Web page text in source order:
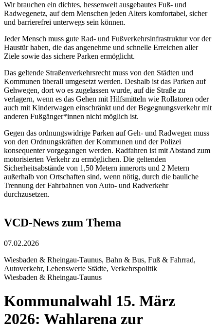
Wir brauchen ein dichtes, hessenweit ausgebautes Fuß- und
Radwegenetz, auf dem Menschen jeden Alters kom­fortabel, sicher
und barrierefrei unterwegs sein können.
Jeder Mensch muss gute Rad- und Fußverkehrsinfrastruktur vor der
Haustür haben, die das angenehme und schnelle Erreichen aller
Ziele sowie das sichere Parken ermöglicht.
Das geltende Straßenverkehrsrecht muss von den Städten und
Kommunen überall umgesetzt werden. Deshalb ist das Parken auf
Gehwegen, dort wo es zugelassen wurde, auf die Straße zu
verlagern, wenn es das Gehen mit Hilfsmitteln wie Rollatoren oder
auch mit Kinderwagen einschränkt und der Begegnungsverkehr mit
anderen Fußgänger*innen nicht möglich ist.
Gegen das ordnungswidrige Parken auf Geh- und Radwegen muss
von den Ordnungskräften der Kommunen und der Polizei
konsequenter vorgegangen werden. Radfahren ist mit Abstand zum
motorisierten Verkehr zu ermöglichen. Die geltenden
Sicherheitsabstände von 1,50 Metern innerorts und 2 Metern
außerhalb von Ortschaften sind, wenn nötig, durch die bauliche
Trennung der Fahrbahnen von Auto- und Radverkehr
durchzusetzen.
VCD-News zum Thema
07.02.2026
Wiesbaden & Rheingau-Taunus, Bahn & Bus, Fuß & Fahrrad,
Autoverkehr, Lebenswerte Städte, Verkehrspolitik
Wiesbaden & Rheingau-Taunus
Kommunalwahl 15. März
2026: Wahlarena zur